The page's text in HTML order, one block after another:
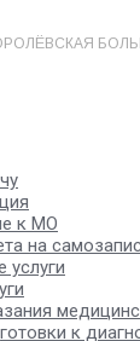
к МО
на
услуги
к